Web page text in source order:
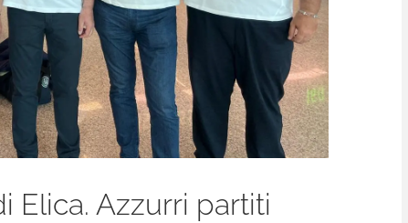
Elica. Azzurri partiti